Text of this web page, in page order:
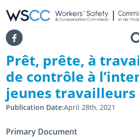
SKIP TO MAIN
WSCC | Workers' Safety and
Facebook
Accueil
Prêt, Prête, À Travailler? Liste De
Prêt, prête, à
de contrôle à
jeunes travailleurs
Publication Date April 28th, 2021
Primary Document